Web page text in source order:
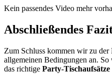
Kein passendes Video mehr
Abschließendes
Zum Schluss kommen wir zu der
allgemeinen Bedingungen an.
das richtige Party-Tischaufsätze